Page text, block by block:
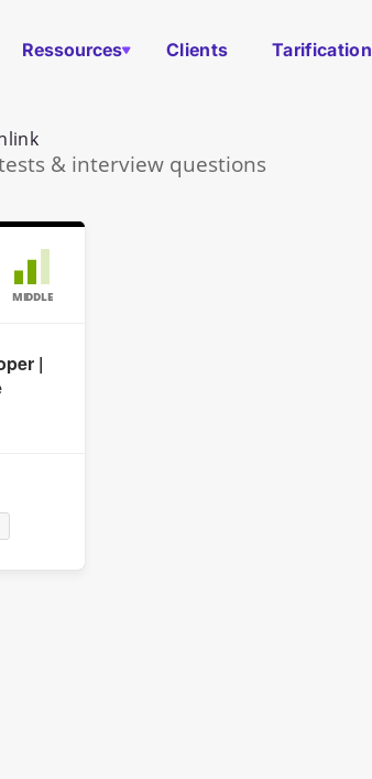
Ressources Clients Tarification
& interview questions
MIDDLE
|